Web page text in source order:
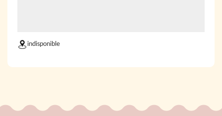
indisponible